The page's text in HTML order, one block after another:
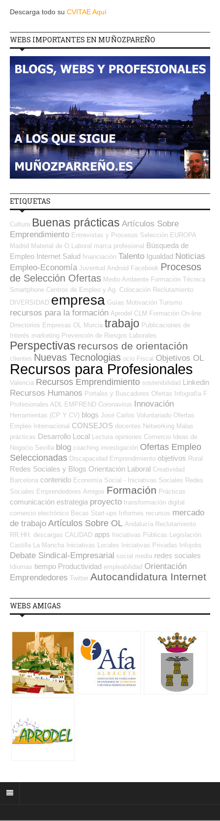
Descarga todo su CVITAE Aquí
WEBS IMPORTANTES EN MUÑOZPAREÑO
ETIQUETAS
Cultura Buenas prácticas Artículos Sobre
Emprendimiento Entrevistas y Procesos Selección EUROPA
Madrid Material de O.Laboral marca profesional Búsqueda de
Empleo Internet Salud financiación Talento Igualdad Noticias
Empleo-Economía Juventud Android Facebook Procesos
de Selección Ofertas Medio Ambiente Formación Técnica
Smartphone Centros de Empleo y Ag. Colocación Reclutamiento
DIVERSIDAD empresa Guías Motivación Turismo
recursos para la formación Aprodel CLM Formación On-line
Directorios Empresas OL
Murcia trabajo Publicaciones de
Interés marketing Prevención de Riesgos Laborales
Perspectivas recursos de orientación
clientes Nuevas Tecnologias ocio Fiscal Objetivos OL
Recursos para Profesionales
Valencia Recursos Emprendimiento sostenibilidad Linkedin
Recursos Humanos Portales y Buscadores Ofertas Infografía F
Profesionales ADL
EMPREND Coronavirus Innovación
Herramientas (CP Y CV) blogs José Carlos Voluntariado Ofertas
Empleo Internacional CONSEJOS docentes Networking Malas
prácticas Desarrollo Local Lectura opiniones Comercio Ideas de
Negocio Sevilla blog coaching investigación Ofertas Empleo
Seleccionadas Discapacidad Emprendimiento objetivos Rural
Redes Sociales y Blogs Orientación Laboral Creatividad
Barcelona contenido Economía Social - Iniciativas Sociales Redes
Sociales Emprendedores Amigos Formación Prácticas
comunicación estrategia proyecto transformación digital
comercio electrónico Becas Start-ups Informes recursos mercado
de trabajo Artículos Sobre OL Andalucía Reclutamiento
RR.HH.
descargas CALIDAD apps Iniciativas Públicas Legislación
Castilla La Mancha Iniciativas Locales Iniciativas Privadas Infojobs
Debate Sindical-Empresarial social media redes sociales
Idiomas tiempo Productividad empleabilidad Orientación
Emprendedores Twitter Autocandidatura Internet
WEBS AMIGAS